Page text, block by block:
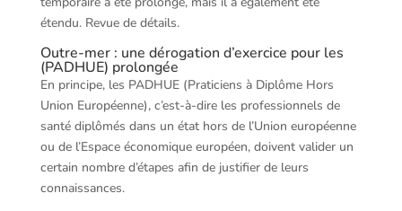
étendu. Revue de détails.
Outre-mer : une dérogation d’exercice pour les
(PADHUE) prolongée
En principe, les PADHUE (Praticiens à Diplôme Hors
Union Européenne), c’est-à-dire les professionnels de
santé diplômés dans un état hors de l’Union européenne
ou de l’Espace économique européen, doivent valider un
certain nombre d’étapes afin de justifier de leurs
connaissances.